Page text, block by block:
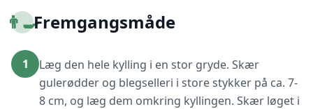
👨‍🍳Fremgangsmåde
1
Læg den hele kylling i en stor gryde. Skær
gulerødder og blegselleri i store stykker på ca. 7-
8 cm, og læg dem omkring kyllingen. Skær løget i